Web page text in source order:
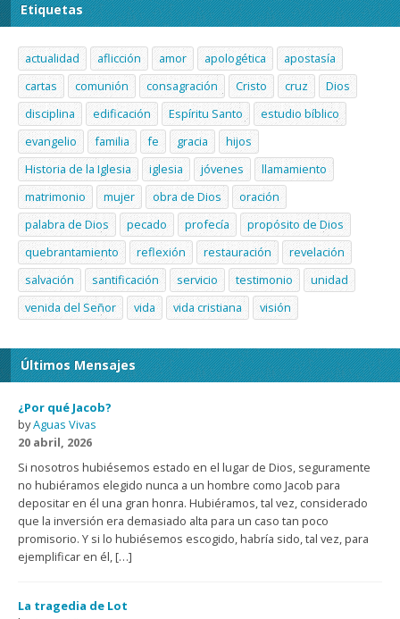
Etiquetas
actualidad aflicción amor apologética
apostasía
cartas
comunión consagración Cristo cruz
Dios
disciplina
edificación Espíritu Santo
estudio bíblico
evangelio
familia fe gracia
hijos
Historia de la Iglesia
iglesia jóvenes
llamamiento
matrimonio
mujer obra de Dios
oración
palabra de Dios
pecado profecía
propósito de Dios
quebrantamiento
reflexión restauración
revelación
salvación
santificación servicio testimonio
unidad
venida del Señor
vida vida cristiana visión
Últimos Mensajes
¿Por qué Jacob?
byAguas Vivas
20 abril, 2026
Si nosotros hubiésemos estado en el lugar de Dios, seguramente
no hubiéramos elegido nunca a un hombre como Jacob para
depositar en él una gran honra. Hubiéramos, tal vez, considerado
que la inversión era demasiado alta para un caso tan poco
promisorio. Y si lo hubiésemos escogido, habría sido, tal vez, para
ejemplificar en él, […]
La tragedia de Lot